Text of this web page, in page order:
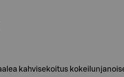
kahvisekoitus